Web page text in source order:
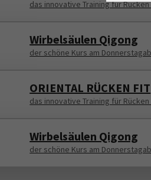
das innovative Training für
Wirbelsäulen Qigong
der schöne Kurs am
ORIENTAL RÜCKEN FIT
das innovative Training für
Wirbelsäulen Qigong
der schöne Kurs am